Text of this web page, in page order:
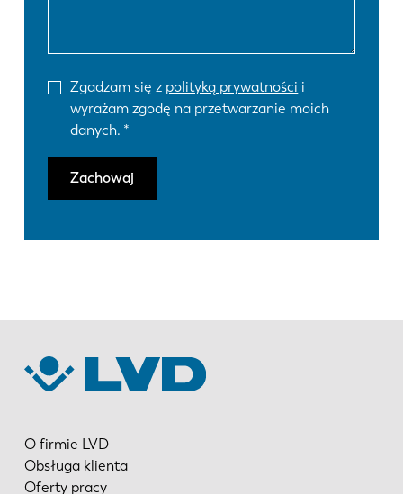
Zgadzam się z polityką prywatności i
wyrażam zgodę na przetwarzanie moich
danych.
Zachowaj
O firmie LVD
Obsługa klienta
Oferty pracy